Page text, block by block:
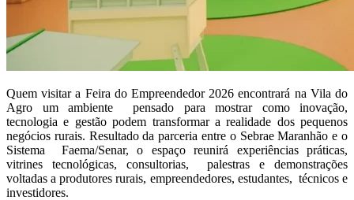
Quem visitar a Feira do Empreendedor 2026 encontrará na Vila do
Agro um ambiente pensado para mostrar como inovação,
tecnologia e gestão podem transformar a realidade dos pequenos
negócios rurais. Resultado da parceria entre o Sebrae Maranhão e o
Sistema Faema/Senar, o espaço reunirá experiências práticas,
vitrines tecnológicas, consultorias, palestras e demonstrações
voltadas a produtores rurais, empreendedores, estudantes, técnicos e
investidores.